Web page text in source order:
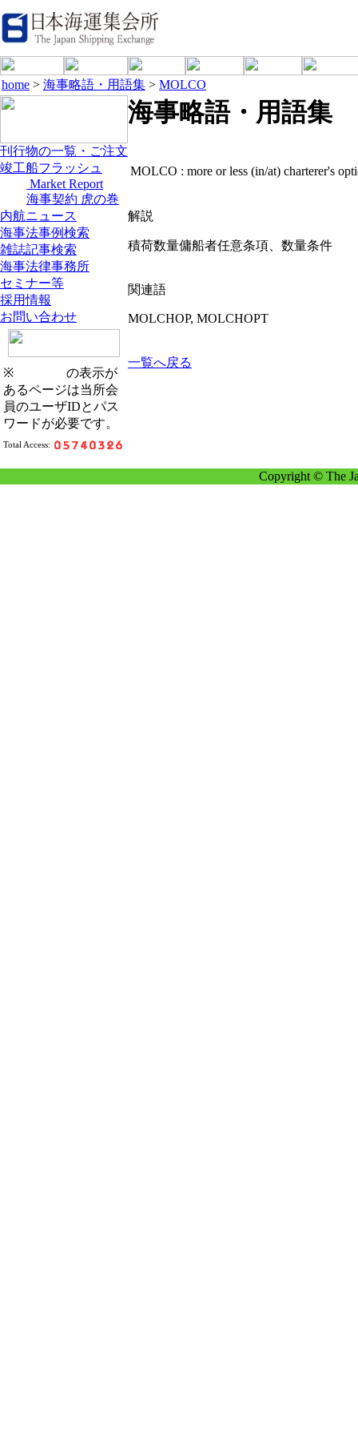
home > 海事略語・用語集 > MOLCO
刊行物の一覧・ご注文
竣工船フラッシュ
Market Report
海事契約 虎の巻
内航ニュース
海事法事例検索
雑誌記事検索
海事法律事務所
セミナー等
採用情報
お問い合わせ
※
の表示が
あるページは当所会
員のユーザIDとパス
ワードが必要です。
Total Access:
海事略語・用語集
MOLCO : more or less (in/at) charterer's
解説
積荷数量傭船者任意条項、数量条件
関連語
MOLCHOP, MOLCHOPT
一覧へ戻る
Copyright © The